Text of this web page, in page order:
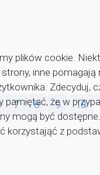
7 8 9
10
plików cookie.
inne pomagają
Zdecyduj,
pamiętać, że w
mogą być
korzystająć z